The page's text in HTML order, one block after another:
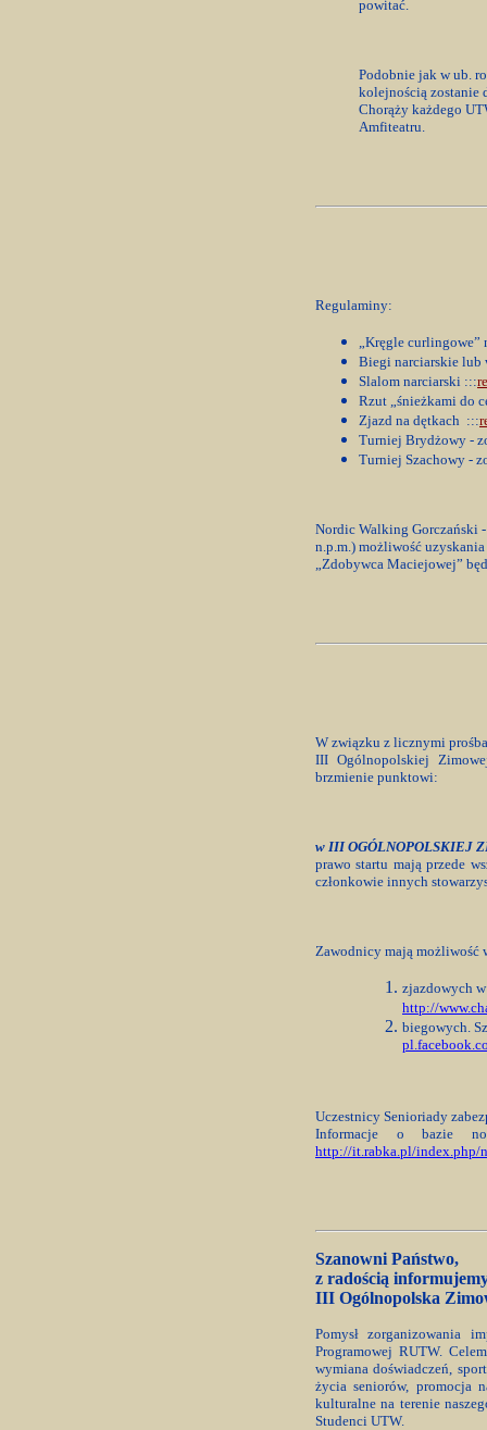
powitać.
Podobnie jak w ub.
kolejnością zostanie
Chorąży każdego
Amfiteatru.
Regulaminy:
„Kręgle curlingowe”
Biegi narciarskie
Slalom narciarski :::
Rzut „śnieżkami do
Zjazd na dętkach :::
Turniej Brydżowy -
Turniej Szachowy -
Nordic Walking Gorczański
n.p.m.) możliwość
„Zdobywca Maciejowej”
W związku z licznymi
III Ogólnopolskiej
brzmienie punktowi:
w III OGÓLNOPOLSKIEJ
prawo startu mają przede
członkowie innych
Zawodnicy mają możliwość
zjazdowych
http://
biegowych.
Uczestnicy Senioriady
Informacje o bazie
http://it.rabka.pl/index.php/
Szanowni Państwo,
z radością
III Ogólnopolska
Pomysł zorganizowania
Programowej RUTW.
wymiana doświadczeń,
życia seniorów, promocja
kulturalne na terenie
Studenci UTW.